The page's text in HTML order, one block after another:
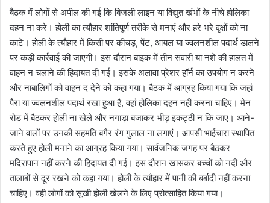
बैठक में लोगों से अपील की गई कि बिजली लाइन या विद्युत खंभों के नीचे होलिका
दहन ना करे। होली का त्यौहार शांतिपूर्ण तरीके से मनाएं और हरे भरे वृक्षों को ना
काटे। होली के त्यौहार में किसी पर कीचड़, पेंट, आयल या ज्वलनशील पदार्थ डालने
पर कड़ी कार्रवाई की जाएगी। इस दौरान बाइक में तीन सवारी या नशे की हालत में
वाहन न चलाने की हिदायत दी गई। इसके अलावा प्रेशर हॉर्न का उपयोग न करने
और नाबालिगों को वाहन द देने को कहा गया। बैठक में आग्रह किया गया कि जहां
पैरा या ज्वलनशील पदार्थ रखा हुआ है, वहां होलिका दहन नहीं करना चाहिए। मेन
रोड में बैठकर होली ना खेले और नगाड़ा बजाकर भीड़ इकट्ठी न कि जाए। आने-
जाने वालों पर उनकी सहमति बगैर रंग गुलाल ना लगाएं। आपसी भाईचारा स्थापित
करते हुए होली मनाने का आग्रह किया गया। सार्वजनिक जगह पर बैठकर
मदिरापान नहीं करने की हिदायत दी गई। इस दौरान खासकर बच्चों को नदी और
तालाबों से दूर रखने को कहा गया। होली के त्यौहार में पानी की बर्बादी नहीं करना
चाहिए। वही लोगों को सूखी होली खेलने के लिए प्रोत्साहित किया गया।